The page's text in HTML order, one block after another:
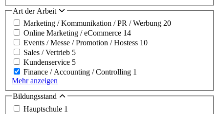
Art der Arbeit
Marketing / Kommunikation / PR / Werbung 20
Online Marketing / eCommerce 14
Events / Messe / Promotion / Hostess 10
Sales / Vertrieb 5
Kundenservice 5
Finance / Accounting / Controlling 1
Mehr anzeigen
Bildungsstand
Hauptschule 1